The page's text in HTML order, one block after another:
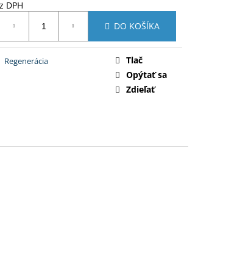
DPH
DO KOŠÍKA
Regenerácia
Tlač
Opýtať sa
Zdieľať